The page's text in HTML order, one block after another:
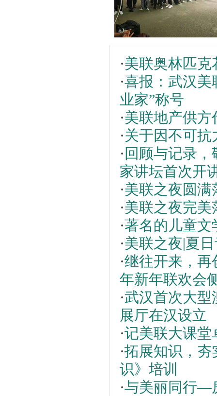
·美联奥林匹克
·喜报：武汉美
业家”称号
·美联地产供方
·关于因不可
· 回顾与记录
家讲坛首次开
·美联之夜圆满
·美联之夜完美
·著名的儿童文
·美联之夜|夏
·继往开来，
年新年联欢会
·武汉首次大
展厅在汉设立
·记美联大课
·拓展知识，
识》培训
·与美丽同行—